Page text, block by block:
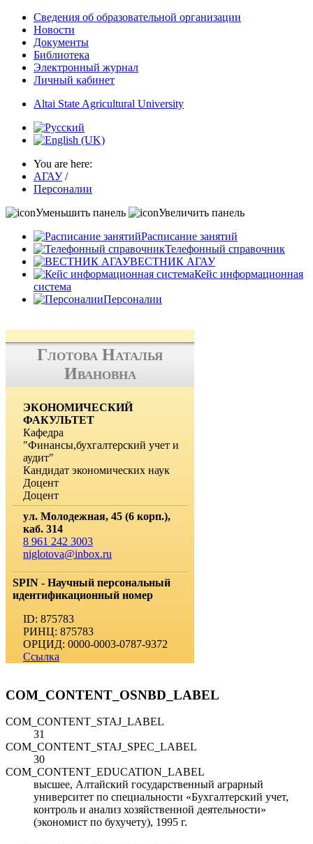
Сведения об образовательной организации
Новости
Документы
Библиотека
Электронный журнал
Личный кабинет
Altai State Agricultural University
You are here:
АГАУ /
Персоналии
Уменьшить панель
Увеличить панель
Расписание занятий
Телефонный справочник
ВЕСТНИК АГАУ
Кейс информационная
система
Персоналии
Глотова Наталья
Ивановна
ЭКОНОМИЧЕСКИЙ
ФАКУЛЬТЕТ
Кафедра
"Финансы,бухгалтерский учет и
аудит"
Кандидат экономических наук
Доцент
Доцент
ул. Молодежная, 45 (6 корп.),
каб. 314
8 961 242 3003
niglotova@inbox.ru
SPIN - Научный персональный
идентификационный номер
ID: 875783
РИНЦ: 875783
ОРЦИД: 0000-0003-0787-9372
Ссылка
COM_CONTENT_OSNBD_LABEL
COM_CONTENT_STAJ_LABEL
31
COM_CONTENT_STAJ_SPEC_LABEL
30
COM_CONTENT_EDUCATION_LABEL
высшее, Алтайский государственный аграрный
университет по специальности «Бухгалтерский учет,
контроль и анализ хозяйственной деятельности»
(экономист по бухучету), 1995 г.